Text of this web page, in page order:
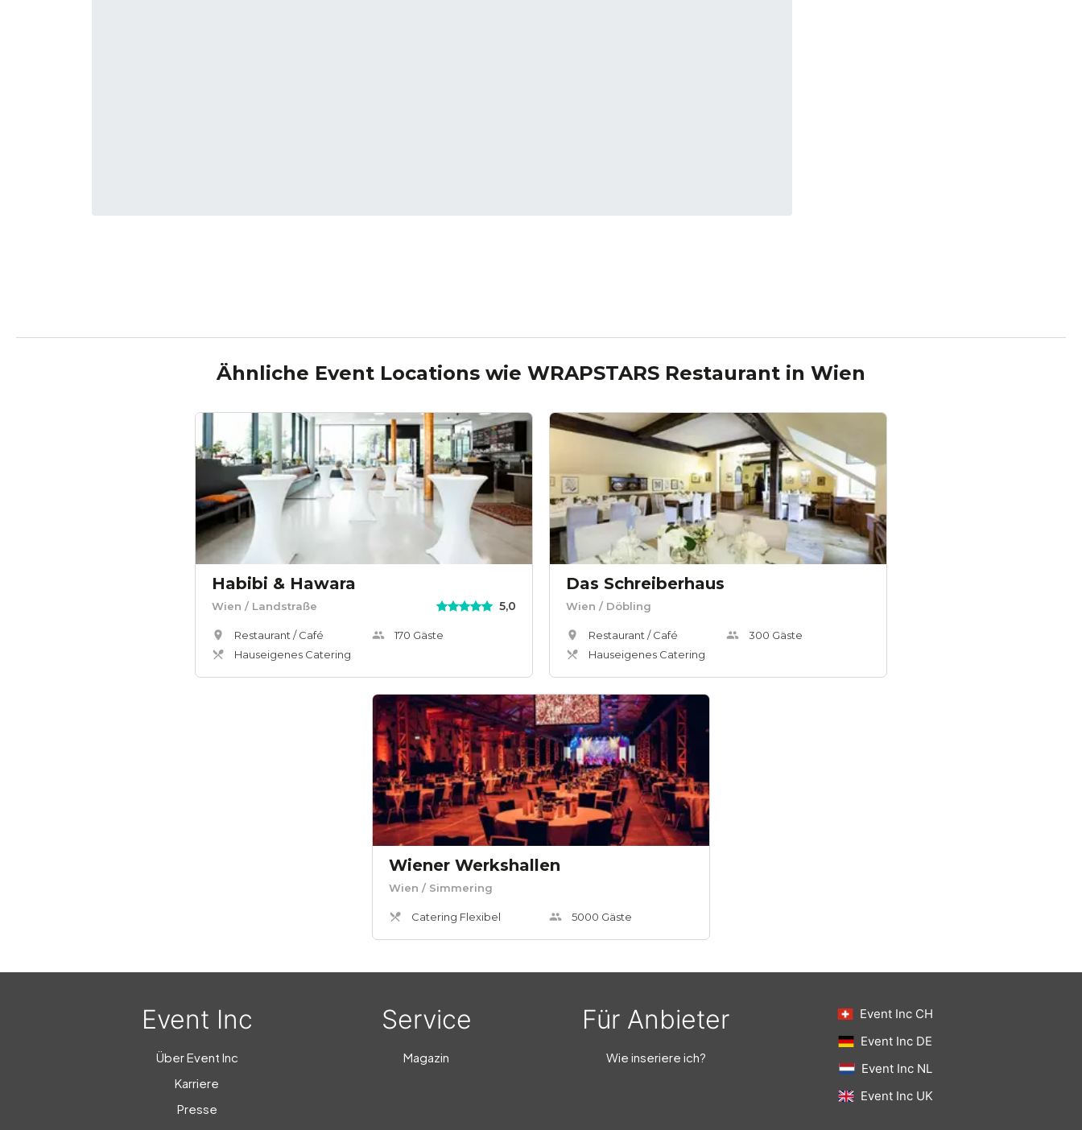
Ähnliche Event Locations wie WRAPSTARS Restaurant in Wien
Habibi & Hawara
Wien / Landstraße 5,0
Restaurant / Café
Hauseigenes Catering
170 Gäste
Das Schreiberhaus
Wien / Döbling
Restaurant / Café
Hauseigenes Catering
300 Gäste
Wiener Werkshallen
Wien / Simmering
Catering Flexibel 5000 Gäste
Event Inc
Über Event Inc
Karriere
Presse
Service
Magazin
Für Anbieter
Wie inseriere ich?
Event Inc CH
Event Inc DE
Event Inc NL
Event Inc UK